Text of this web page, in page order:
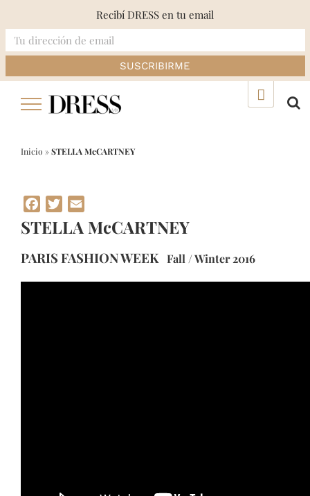
Inicio »STELLA McCARTNEY
Facebook
Twitter
STELLA McCARTNEY
PARIS FASHION WEEK Fall / Winter 2016
Recibí DRESS en tu email